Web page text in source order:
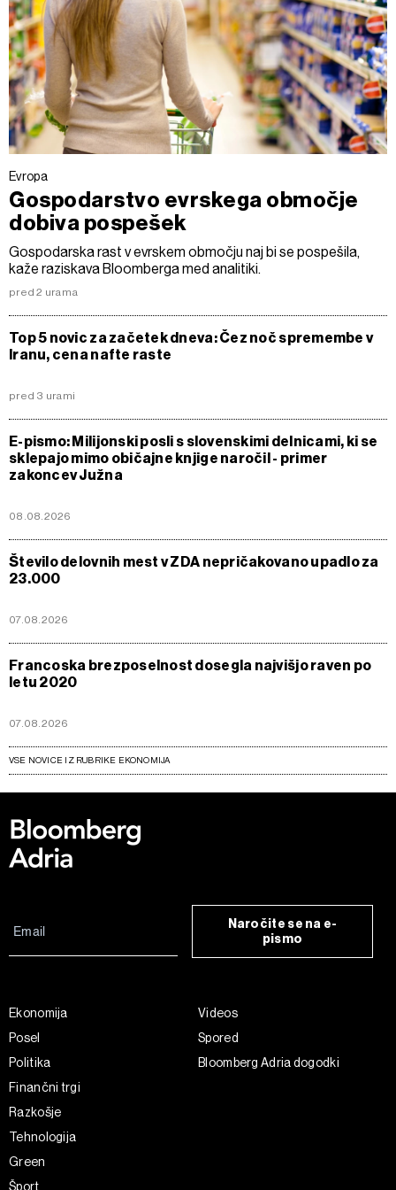
Evropa
Gospodarstvo evrskega območje
dobiva pospešek
Gospodarska rast v evrskem območju naj bi se pospešila,
kaže raziskava Bloomberga med analitiki.
pred 2 urama
Top 5 novic za začetek dneva: Čez noč spremembe v
Iranu, cena nafte raste
pred 3 urami
E-pismo: Milijonski posli s slovenskimi delnicami, ki se
sklepajo mimo običajne knjige naročil - primer
zakoncev Južna
08.08.2026
Število delovnih mest v ZDA nepričakovano upadlo za
23.000
07.08.2026
Francoska brezposelnost dosegla najvišjo raven po
letu 2020
07.08.2026
VSE NOVICE IZ RUBRIKE EKONOMIJA
Naročite se na e-
pismo
Ekonomija
Posel
Politika
Finančni trgi
Razkošje
Tehnologija
Green
Šport
Videos
Spored
Bloomberg Adria dogodki